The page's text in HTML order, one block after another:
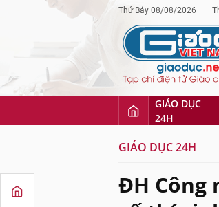
Thứ Bảy 08/08/2026
GIÁO DỤC
24H
GIÁO DỤC 24H
ĐH Công